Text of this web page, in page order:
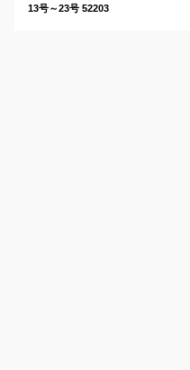
13号～23号 52203